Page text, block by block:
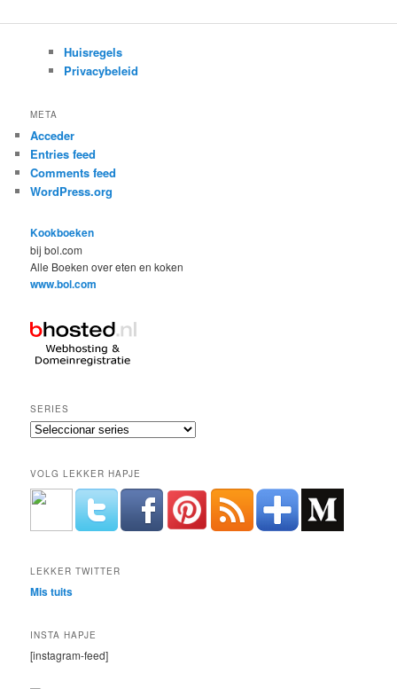
Huisregels
Privacybeleid
META
Acceder
Entries feed
Comments feed
WordPress.org
Kookboeken
bij bol.com
Alle Boeken over eten en koken
www.bol.com
SERIES
VOLG LEKKER HAPJE
LEKKER TWITTER
Mis tuits
INSTA HAPJE
[instagram-feed]